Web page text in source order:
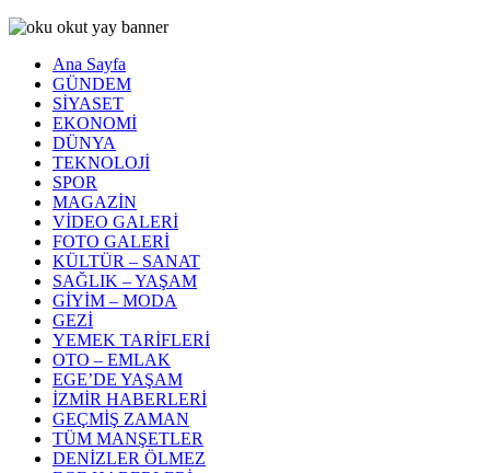
Ana Sayfa
GÜNDEM
SİYASET
EKONOMİ
DÜNYA
TEKNOLOJİ
SPOR
MAGAZİN
VİDEO GALERİ
FOTO GALERİ
KÜLTÜR – SANAT
SAĞLIK – YAŞAM
GİYİM – MODA
GEZİ
YEMEK TARİFLERİ
OTO – EMLAK
EGE’DE YAŞAM
İZMİR HABERLERİ
GEÇMİŞ ZAMAN
TÜM MANŞETLER
DENİZLER ÖLMEZ